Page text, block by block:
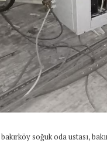
bakırköy soğuk oda ustası,